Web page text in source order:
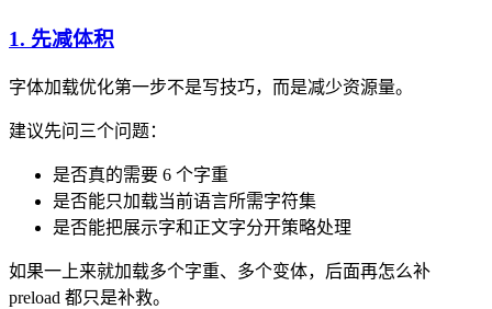
1. 先减体积
字体加载优化第一步不是写技巧，而是减少资源量。
建议先问三个问题：
是否真的需要 6 个字重
是否能只加载当前语言所需字符集
是否能把展示字和正文字分开策略处理
如果一上来就加载多个字重、多个变体，后面再怎么补
preload 都只是补救。